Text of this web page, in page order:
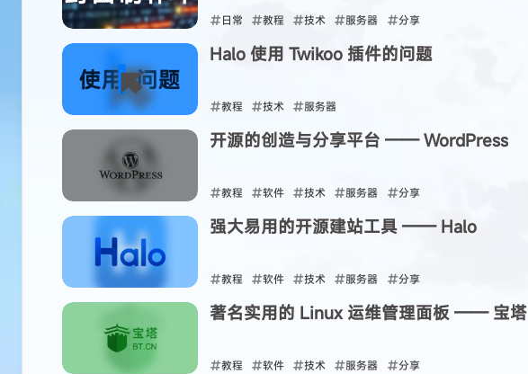
日常 教程 技术 服务器 分享
2024-04-12
Halo 使用 Twikoo 插件的问题
教程 技术 服务器
2024-04-10
开源的创造与分享平台 —— WordPress
教程 软件 技术 服务器 分享
2024-04-09
强大易用的开源建站工具 —— Halo
教程 软件 技术 服务器 分享
2024-04-09
著名实用的 Linux 运维管理面板 —— 宝塔
教程 软件 技术 服务器 分享